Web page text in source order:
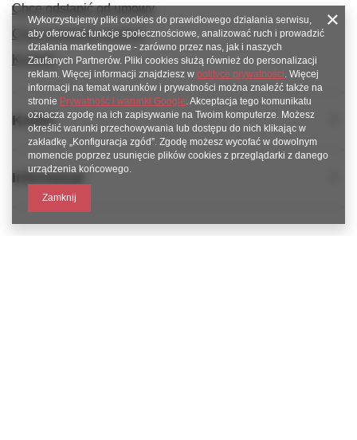
Chcę odstąpić od umowy
Chcę wymienić produkt
Kontakt
Konto
Informacje
Wykorzystujemy pliki cookies do prawidłowego działania serwisu,
aby oferować funkcje społecznościowe, analizować ruch i prowadzić
działania marketingowe - zarówno przez nas, jak i naszych
Zaufanych Partnerów. Pliki cookies służą również do personalizacji
reklam. Więcej informacji znajdziesz w polityce prywatności. Więcej
informacji na temat warunków i prywatności można znaleźć także na
stronie Prywatność i warunki Google. Akceptacja tego komunikatu
oznacza zgodę na ich zapisywanie na Twoim komputerze. Możesz
określić warunki przechowywania lub dostępu do nich klikając w
zakładkę „Konfiguracja zgód”. Zgodę możesz wycofać w dowolnym
momencie poprzez usunięcie plików cookies z przeglądarki z danego
urządzenia końcowego.
Zamknij